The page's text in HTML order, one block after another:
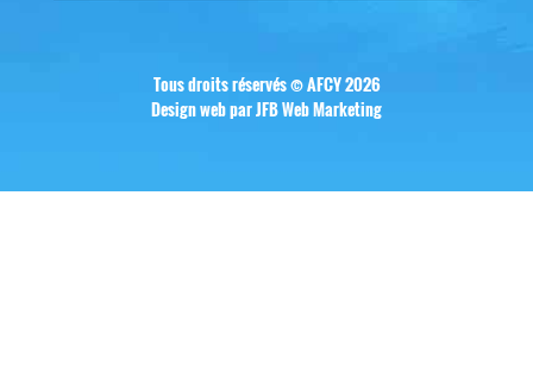
Tous droits réservés © AFCY 2026
Design web par JFB Web Marketing